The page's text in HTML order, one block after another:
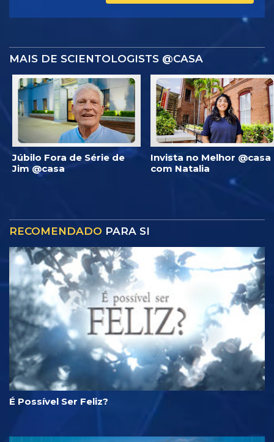
MAIS DE SCIENTOLOGISTS @CASA
Júbilo Fora de Série de
Jim @casa
Invista no Melhor @casa
com Natalia
RECOMENDADO PARA SI
É Possível Ser Feliz?